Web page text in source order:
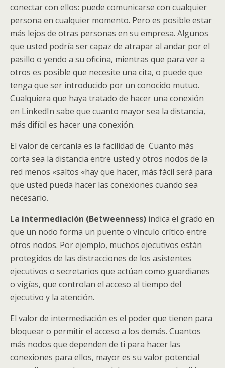
conectar con ellos: puede comunicarse con cualquier
persona en cualquier momento. Pero es posible estar
más lejos de otras personas en su empresa. Algunos
que usted podría ser capaz de atrapar al andar por el
pasillo o yendo a su oficina, mientras que para ver a
otros es posible que necesite una cita, o puede que
tenga que ser introducido por un conocido mutuo.
Cualquiera que haya tratado de hacer una conexión
en LinkedIn sabe que cuanto mayor sea la distancia,
más difícil es hacer una conexión.
El valor de cercanía es la facilidad de Cuanto más
corta sea la distancia entre usted y otros nodos de la
red menos «saltos «hay que hacer, más fácil será para
que usted pueda hacer las conexiones cuando sea
necesario.
La intermediación (Betweenness) indica el grado en
que un nodo forma un puente o vínculo crítico entre
otros nodos. Por ejemplo, muchos ejecutivos están
protegidos de las distracciones de los asistentes
ejecutivos o secretarios que actúan como guardianes
o vigías, que controlan el acceso al tiempo del
ejecutivo y la atención.
El valor de intermediación es el poder que tienen para
bloquear o permitir el acceso a los demás. Cuantos
más nodos que dependen de ti para hacer las
conexiones para ellos, mayor es su valor potencial